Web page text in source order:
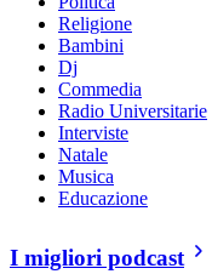
Religione
Bambini
Dj
Commedia
Radio Universitarie
Interviste
Natale
Musica
Educazione
I migliori podcast